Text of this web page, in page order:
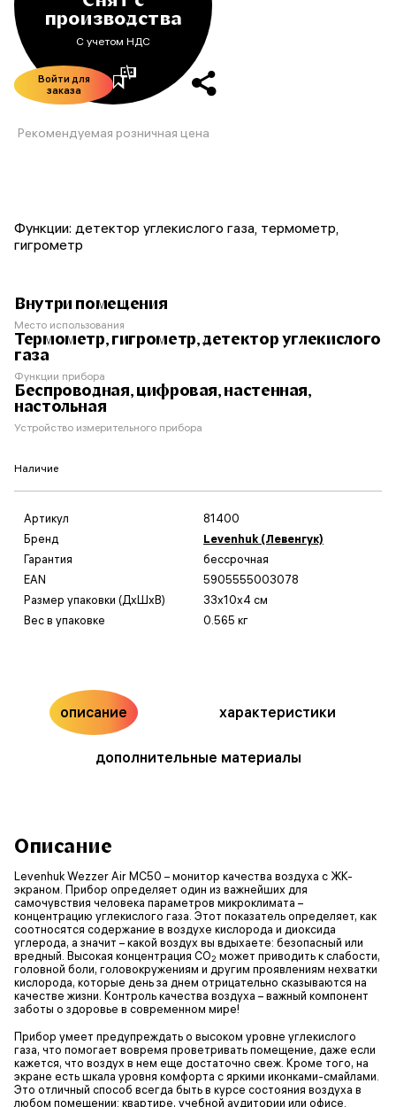
производства
С учетом НДС
Войти для
заказа
Рекомендуемая розничная цена
Функции: детектор углекислого газа, термометр,
гигрометр
Внутри помещения
Место использования
Термометр, гигрометр, детектор углекислого
газа
Функции прибора
Беспроводная, цифровая, настенная,
настольная
Устройство измерительного прибора
Наличие
Артикул
81400
Бренд
Levenhuk (Левенгук)
Гарантия
бессрочная
EAN
5905555003078
Размер упаковки (ДxШxВ)
33x10x4 см
Вес в упаковке
0.565 кг
описание характеристики
дополнительные материалы
Описание
Levenhuk Wezzer Air MC50 – монитор качества воздуха с ЖК-
экраном. Прибор определяет один из важнейших для
самочувствия человека параметров микроклимата –
концентрацию углекислого газа. Этот показатель определяет, как
соотносятся содержание в воздухе кислорода и диоксида
углерода, а значит – какой воздух вы вдыхаете: безопасный или
вредный. Высокая концентрация CO2 может приводить к слабости,
головной боли, головокружениям и другим проявлениям нехватки
кислорода, которые день за днем отрицательно сказываются на
качестве жизни. Контроль качества воздуха – важный компонент
заботы о здоровье в современном мире!
Прибор умеет предупреждать о высоком уровне углекислого
газа, что помогает вовремя проветривать помещение, даже если
кажется, что воздух в нем еще достаточно свеж. Кроме того, на
экране есть шкала уровня комфорта с яркими иконками-смайлами.
Это отличный способ всегда быть в курсе состояния воздуха в
любом помещении: квартире, учебной аудитории или офисе.